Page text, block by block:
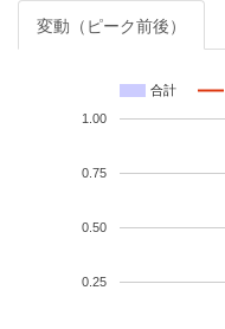
変動（ピーク前後）
合計
0.25
0.50
0.75
1.00